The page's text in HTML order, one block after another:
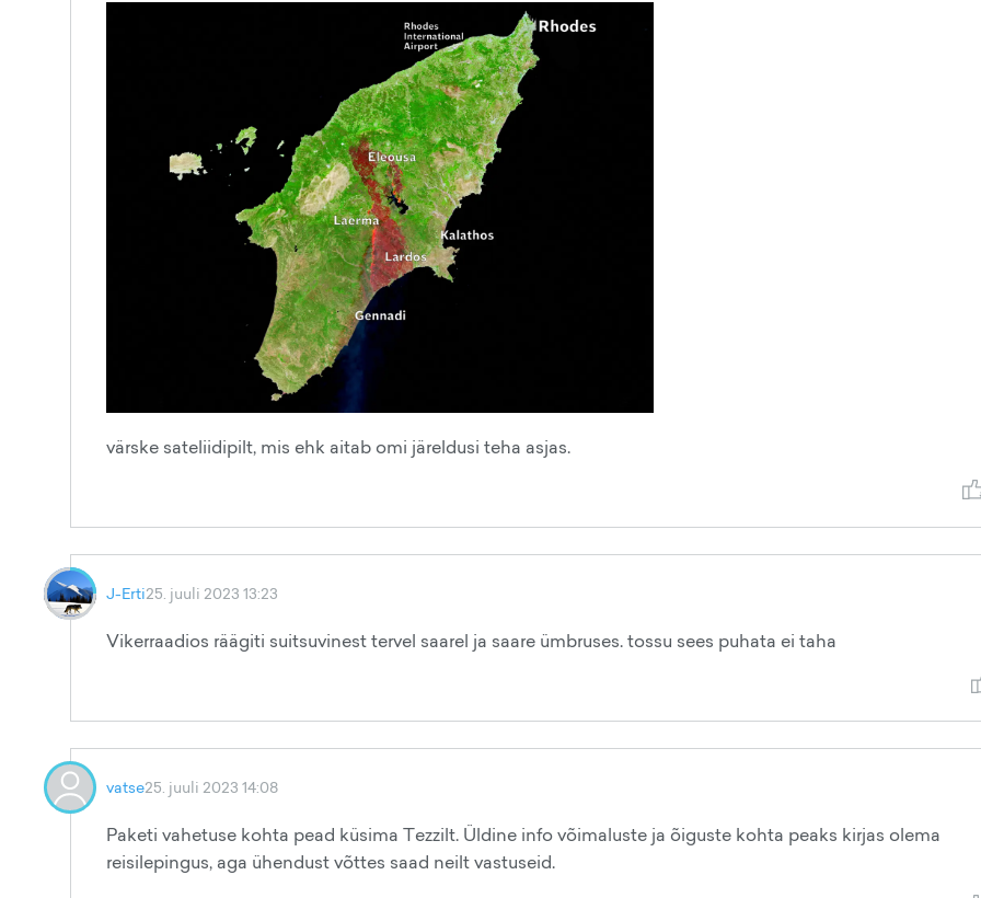
värske sateliidipilt, mis ehk aitab omi järeldusi teha asjas.
J-Erti25. juuli 2023 13:23
Vikerraadios räägiti suitsuvinest tervel saarel ja saare ümbruses. tossu sees puhata ei taha
vatse25. juuli 2023 14:08
Paketi vahetuse kohta pead küsima Tezzilt. Üldine info võimaluste ja õiguste kohta peaks kirjas olema
reisilepingus, aga ühendust võttes saad neilt vastuseid.